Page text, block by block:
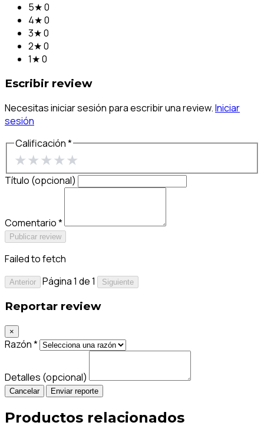
5★0
4★0
3★0
2★0
1★0
Escribir review
Necesitas iniciar sesión para escribir una review.Iniciar
sesión
Calificación *
★★★★★
Título (opcional)
Comentario *
Publicar review
Failed to fetch
Anterior Página 1 de 1 Siguiente
Reportar review
×
Razón *
Detalles (opcional)
Cancelar Enviar reporte
Productos relacionados